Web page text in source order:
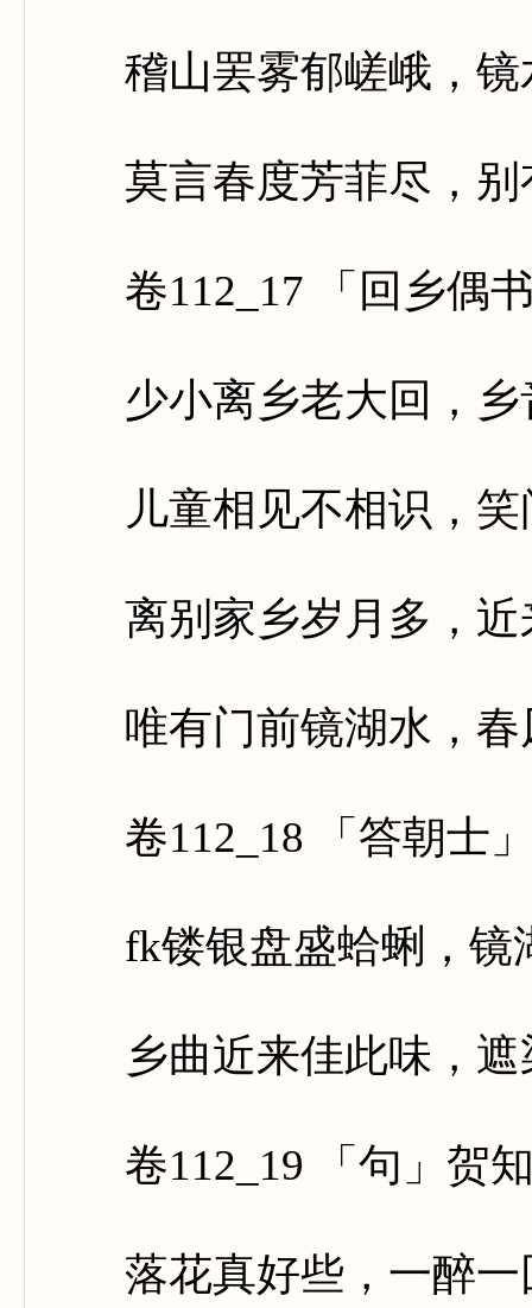
稽山罢雾郁嵯峨，镜
莫言春度芳菲尽，别
卷112_17 「回乡偶书
少小离乡老大回，乡
儿童相见不相识，笑
离别家乡岁月多，近
唯有门前镜湖水，春
卷112_18 「答朝士
fk镂银盘盛蛤蜊，镜
乡曲近来佳此味，遮
卷112_19 「句」贺
落花真好些，一醉一